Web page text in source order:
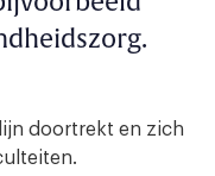
doortrekt en zich